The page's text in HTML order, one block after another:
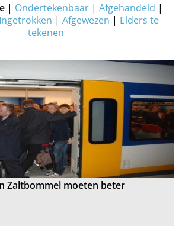
| Ondertekenbaar| Afgehandeld |
Ingetrokken | Afgewezen | Elders te
tekenen
Zaltbommel moeten beter